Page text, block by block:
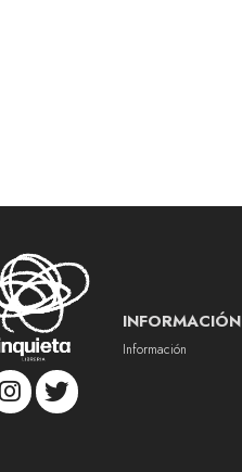
INFORMACIÓN
Información